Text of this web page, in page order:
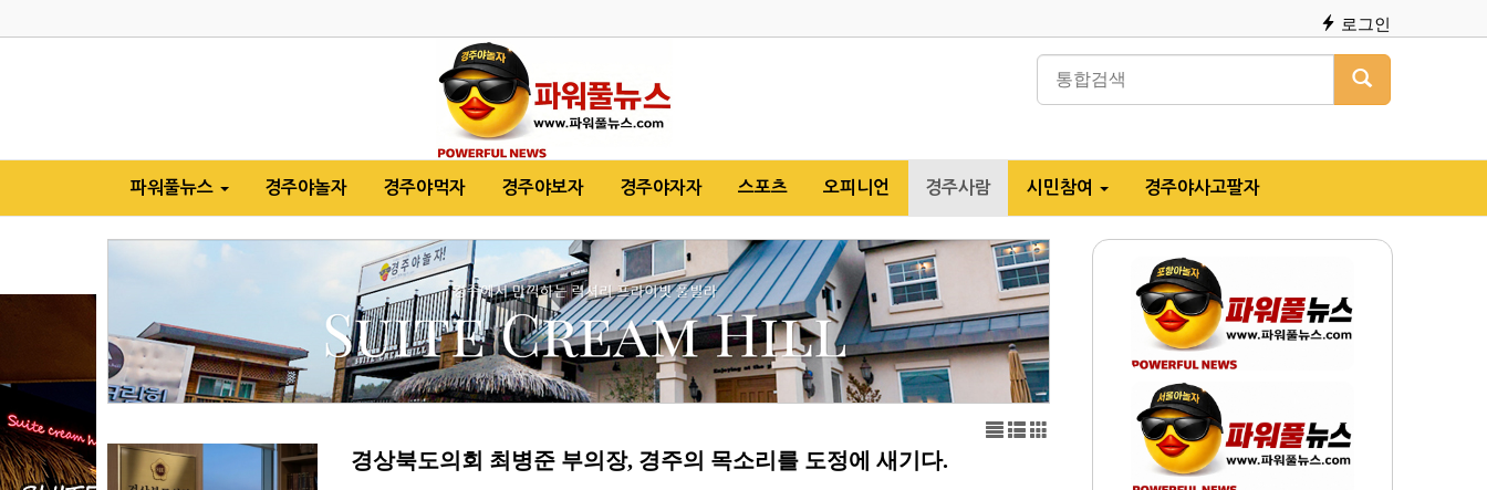
로그인
파워풀뉴스 경주야놀자 경주야먹자 경주야보자 경주야자자 스포츠 오피니언 경주사람 시민참여 경주야사고팔자
경상북도의회 최병준 부의장, 경주의 목소리를 도정에 새기다.